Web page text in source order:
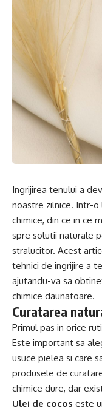
Ingrijirea tenului a
noastre zilnice. Intr-
chimice, din ce in ce
spre solutii naturale
stralucitor. Acest
tehnici de ingrijire a
ajutandu-va sa
chimice daunatoare.
Curatarea
Primul pas in orice
Este important sa
usuce pielea si care
produsele de
chimice dure, dar
Ulei de cocos este